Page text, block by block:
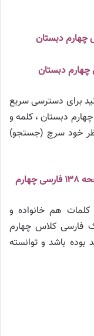
دبستان
برای دسترسی سریع
دبستان ، کلمه و
خود سرچ (جستجو)
کلمات هم خانواده و
فارسی کلاس چهارم
بوده باشد و توانسته